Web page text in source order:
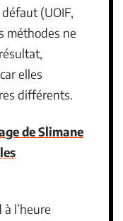
(UOIF,
méthodes ne
elles
différents.
de Slimane
l’heure